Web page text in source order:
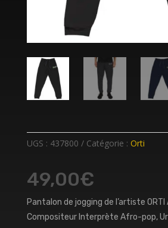
UGS : 437800 Catégorie : Orti
49,00€
Pantalon de jogging de l’artiste
Compositeur Interprète Afro-pop,